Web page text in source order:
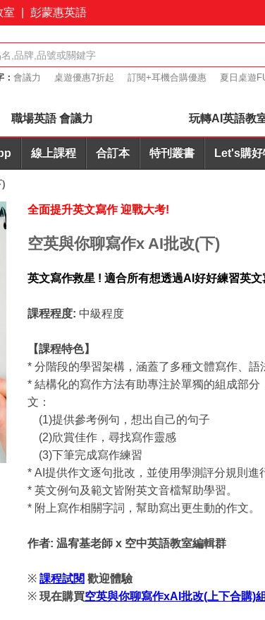
室 彭蒙惠英語
會議力 桌遊優惠7折起 訂閱+耳機合購優惠
夏日桌遊
職場英語 會議力 玩轉AI英語教
線上課程 合訂本 特刊叢書 Let's購好
全面提升英文寫作 迎戰大考!
空英與你聊寫作x AI批改(下)
英文寫作救星 ! 適合所有想透過AI好好練習英文
課程程度: 中級程度
【課程特色】
* 分階段的學習架構，涵蓋了多種文體寫作、
* 結構化的寫作方法有助專注於單獨的組成部
文：
(1)提供參考例句，想出自己的句子
(2)欣賞佳作，尋找寫作靈感
(3)下筆完成寫作練習
* AI提供作文逐句批改，並使用學測評分規則進
* 英文例句及範文皆附英文音檔幫助學習。
* 附上寫作相關字詞，幫助寫出更生動的作文。
作者: 温宥基老師 x 空中英語教室編輯群
※ 課程試閱 歡迎體驗
※ 現在購買空英與你聊寫作xAI批改(上下合購)